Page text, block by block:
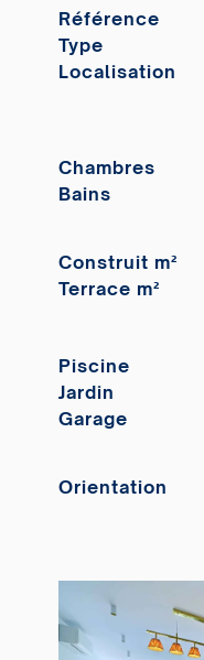
Référence
Type
Localisation
Chambres
Bains
Construit m²
Terrace m²
Piscine
Jardin
Garage
Orientation